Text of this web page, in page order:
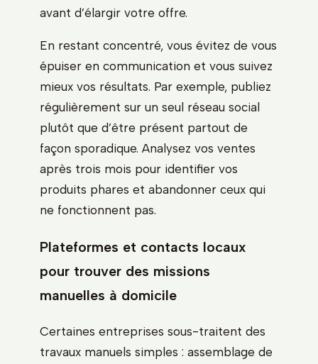
avant d’élargir votre offre.
En restant concentré, vous évitez de vous
épuiser en communication et vous suivez
mieux vos résultats. Par exemple, publiez
régulièrement sur un seul réseau social
plutôt que d’être présent partout de
façon sporadique. Analysez vos ventes
après trois mois pour identifier vos
produits phares et abandonner ceux qui
ne fonctionnent pas.
Plateformes et contacts locaux
pour trouver des missions
manuelles à domicile
Certaines entreprises sous-traitent des
travaux manuels simples : assemblage de